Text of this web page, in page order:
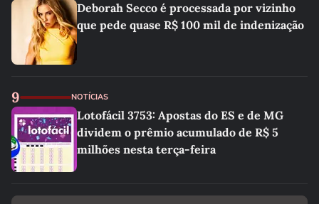
Deborah Secco é processada por vizinho
que pede quase R$ 100 mil de indenização
9 NOTÍCIAS
Lotofácil 3753: Apostas do ES e de MG
dividem o prêmio acumulado de R$ 5
milhões nesta terça-feira